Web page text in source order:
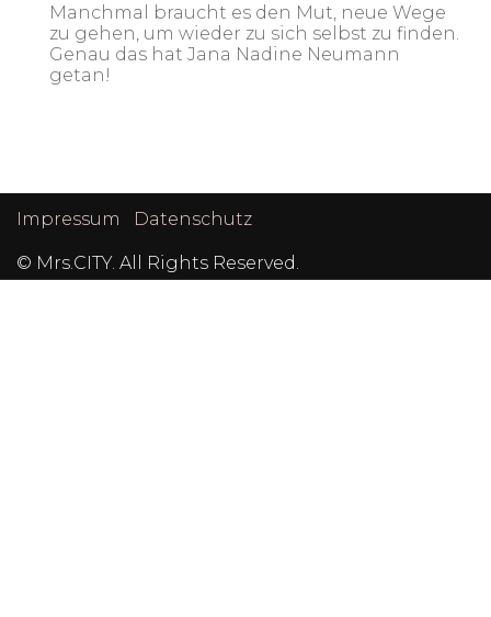
Manchmal braucht es den Mut, neue Wege
zu gehen, um wieder zu sich selbst zu finden.
Genau das hat Jana Nadine Neumann
getan!
Impressum Datenschutz
© Mrs.CITY. All Rights Reserved.